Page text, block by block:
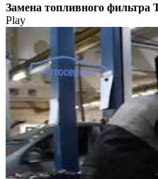
Замена топливного фильтра
Play